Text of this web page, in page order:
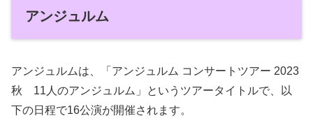
アンジュルム
アンジュルムは、「アンジュルム コンサートツアー 2023
秋 11人のアンジュルム」というツアータイトルで、以
下の日程で16公演が開催されます。